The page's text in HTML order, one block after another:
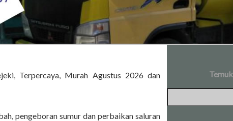
Terpercaya, Murah Agustus 2026 dan
pengeboran sumur dan perbaikan saluran